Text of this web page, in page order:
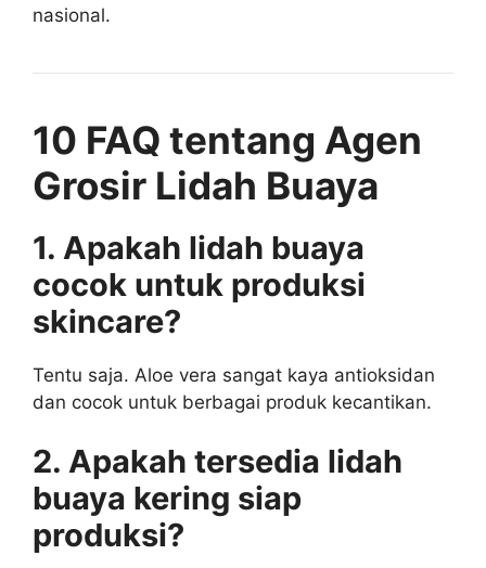
nasional.
10 FAQ tentang Agen
Grosir Lidah Buaya
1. Apakah lidah buaya
cocok untuk produksi
skincare?
Tentu saja. Aloe vera sangat kaya antioksidan
dan cocok untuk berbagai produk kecantikan.
2. Apakah tersedia lidah
buaya kering siap
produksi?